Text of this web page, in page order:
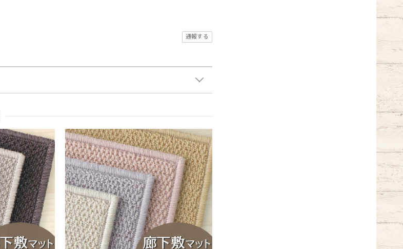
通報する